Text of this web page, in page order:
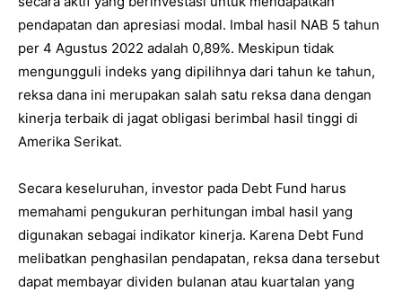
pendapatan dan apresiasi modal. Imbal hasil NAB 5 tahun
per 4 Agustus 2022 adalah 0,89%. Meskipun tidak
mengungguli indeks yang dipilihnya dari tahun ke tahun,
reksa dana ini merupakan salah satu reksa dana dengan
kinerja terbaik di jagat obligasi berimbal hasil tinggi di
Amerika Serikat.
Secara keseluruhan, investor pada Debt Fund harus
memahami pengukuran perhitungan imbal hasil yang
digunakan sebagai indikator kinerja. Karena Debt Fund
melibatkan penghasilan pendapatan, reksa dana tersebut
dapat membayar dividen bulanan atau kuartalan yang